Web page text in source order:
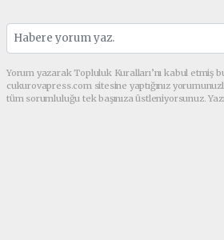
Yorum yazarak Topluluk Kuralları’nı kabul etmiş
cukurovapress.com sitesine yaptığınız
tüm sorumluluğu tek başınıza üstleniyorsunuz.